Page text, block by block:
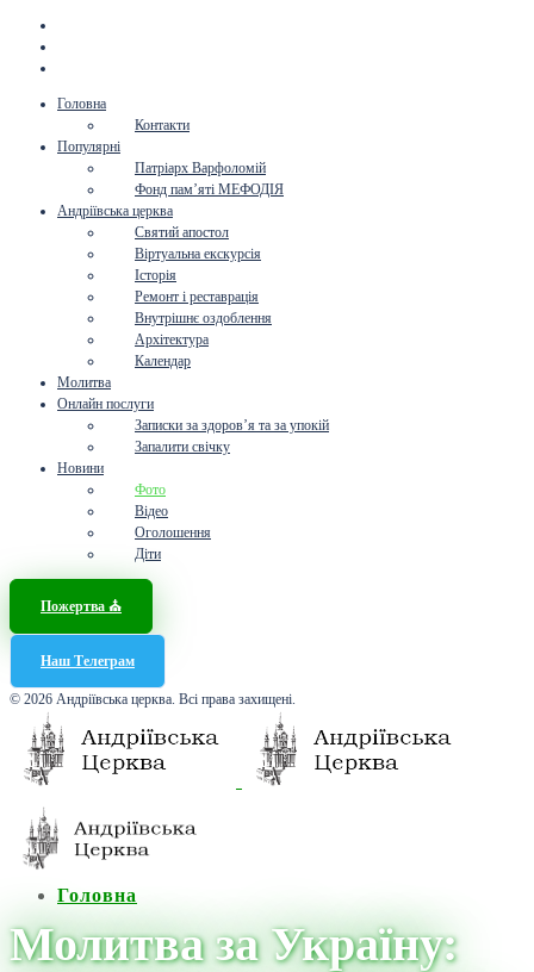
Головна
Контакти
Популярні
Патріарх Варфоломій
Фонд пам’яті МЕФОДІЯ
Андріївська церква
Святий апостол
Віртуальна екскурсія
Історія
Ремонт і реставрація
Внутрішнє оздоблення
Архітектура
Календар
Молитва
Онлайн послуги
Записки за здоров’я та за упокій
Запалити свічку
Новини
Фото
Відео
Оголошення
Діти
Пожертва ⛪️
Наш Телеграм
© 2026 Андріївська церква. Всі права захищені.
Головна
Молитва за Україну: